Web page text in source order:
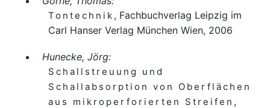
Tontechnik , Fachbuchverlag Leipzig im
Carl Hanser Verlag München Wien, 2006
Hunecke, Jörg:
Schallstreuung und
Schallabsorption von Oberflächen
aus mikroperforierten Streifen ,